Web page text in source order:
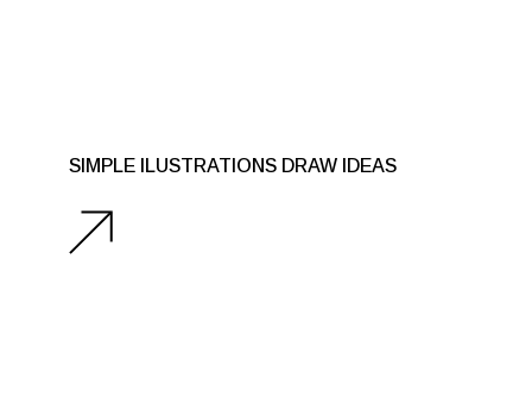
SIMPLE ILUSTRATIONS DRAW IDEAS